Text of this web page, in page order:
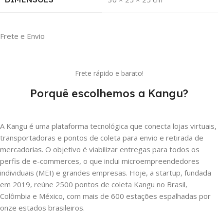
Frete e Envio
Frete rápido e barato!
Porquê escolhemos a Kangu?
A Kangu é uma plataforma tecnológica que conecta lojas virtuais,
transportadoras e pontos de coleta para envio e retirada de
mercadorias. O objetivo é viabilizar entregas para todos os
perfis de e-commerces, o que inclui microempreendedores
individuais (MEI) e grandes empresas. Hoje, a startup, fundada
em 2019, reúne 2500 pontos de coleta Kangu no Brasil,
Colômbia e México, com mais de 600 estações espalhadas por
onze estados brasileiros.